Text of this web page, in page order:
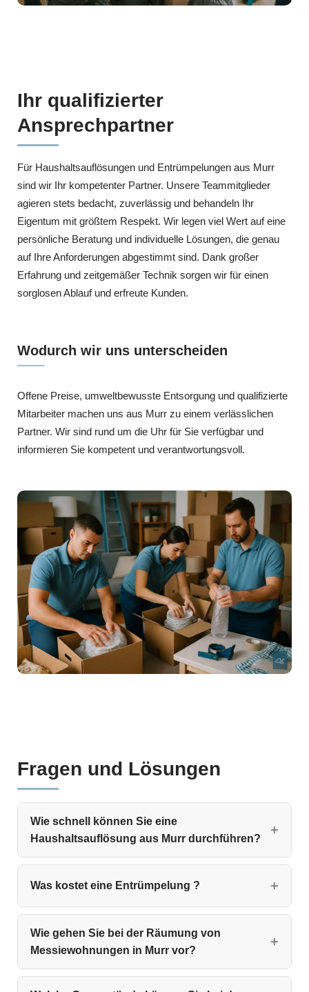
Ihr qualifizierter
Ansprechpartner
Für Haushaltsauflösungen und Entrümpelungen aus Murr
sind wir Ihr kompetenter Partner. Unsere Teammitglieder
agieren stets bedacht, zuverlässig und behandeln Ihr
Eigentum mit größtem Respekt. Wir legen viel Wert auf eine
persönliche Beratung und individuelle Lösungen, die genau
auf Ihre Anforderungen abgestimmt sind. Dank großer
Erfahrung und zeitgemäßer Technik sorgen wir für einen
sorglosen Ablauf und erfreute Kunden.
Wodurch wir uns unterscheiden
Offene Preise, umweltbewusste Entsorgung und qualifizierte
Mitarbeiter machen uns aus Murr zu einem verlässlichen
Partner. Wir sind rund um die Uhr für Sie verfügbar und
informieren Sie kompetent und verantwortungsvoll.
Fragen und Lösungen
Wie schnell können Sie eine
Haushaltsauflösung aus Murr durchführen?
Was kostet eine Entrümpelung ?
Wie gehen Sie bei der Räumung von
Messiewohnungen in Murr vor?